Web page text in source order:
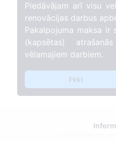
Piedāvājam arī visu
renovācijas darbus
Pakalpojuma maksa ir
(kapsētas)
vēlamajiem darbiem.
Pirkt